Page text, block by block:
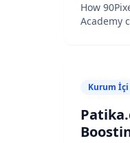
How
Academy
Kurum